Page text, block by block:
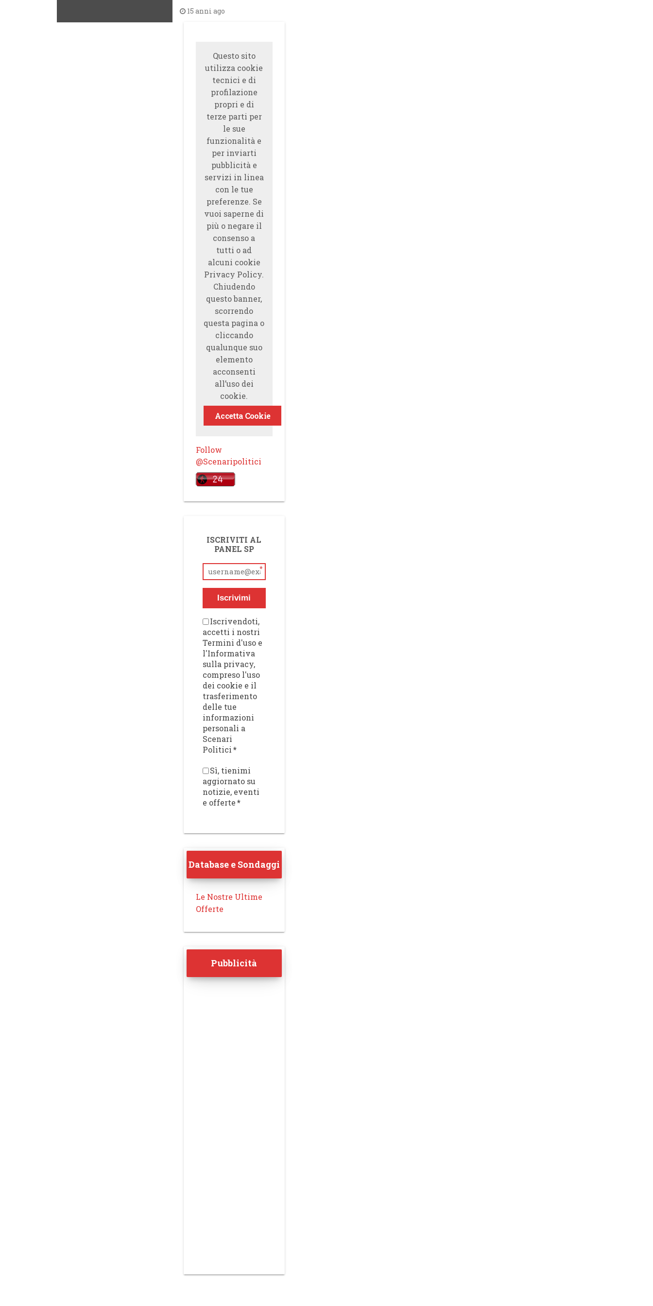
15 anni ago
Questo sito
utilizza cookie
tecnici e di
profilazione
propri e di
terze parti per
le sue
funzionalità e
per inviarti
pubblicità e
servizi in linea
con le tue
preferenze. Se
vuoi saperne di
più o negare il
consenso a
tutti o ad
alcuni cookie
Privacy Policy.
Chiudendo
questo banner,
scorrendo
questa pagina o
cliccando
qualunque suo
elemento
acconsenti
all’uso dei
cookie.
Accetta Cookie
Follow
@Scenaripolitici
ISCRIVITI AL
PANEL SP
*
Iscrivimi
Iscrivendoti,
accetti i nostri
Termini d'uso e
l'Informativa
sulla privacy,
compreso l'uso
dei cookie e il
trasferimento
delle tue
informazioni
personali a
Scenari
Politici*
Sì, tienimi
aggiornato su
notizie, eventi
e offerte*
Database e Sondaggi
Le Nostre Ultime
Offerte
Pubblicità